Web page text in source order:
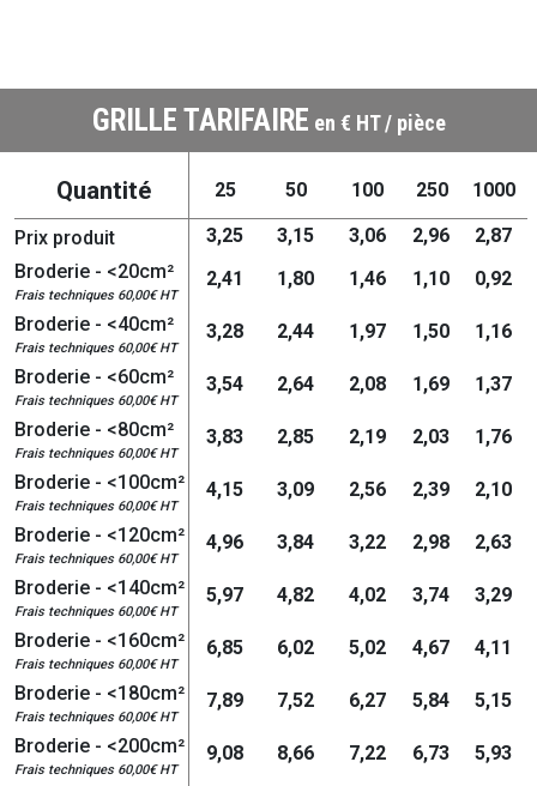
GRILLE TARIFAIRE en € HT / pièce
Quantité 25 50 100 250 1000
Prix produit 3,25 3,15 3,06 2,96
2,87
Broderie - <20cm²
Frais techniques 60,00€ HT
2,41 1,80 1,46 1,10
0,92
Broderie - <40cm²
Frais techniques 60,00€ HT
3,28 2,44 1,97 1,50
1,16
Broderie - <60cm²
Frais techniques 60,00€ HT
3,54 2,64 2,08 1,69
1,37
Broderie - <80cm²
Frais techniques 60,00€ HT
3,83 2,85 2,19 2,03
1,76
Broderie - <100cm²
Frais techniques 60,00€ HT
4,15 3,09 2,56 2,39
2,10
Broderie - <120cm²
Frais techniques 60,00€ HT
4,96 3,84 3,22 2,98
2,63
Broderie - <140cm²
Frais techniques 60,00€ HT
5,97 4,82 4,02 3,74
3,29
Broderie - <160cm²
Frais techniques 60,00€ HT
6,85 6,02 5,02 4,67
4,11
Broderie - <180cm²
Frais techniques 60,00€ HT
7,89 7,52 6,27 5,84
5,15
Broderie - <200cm²
Frais techniques 60,00€ HT
9,08 8,66 7,22 6,73
5,93